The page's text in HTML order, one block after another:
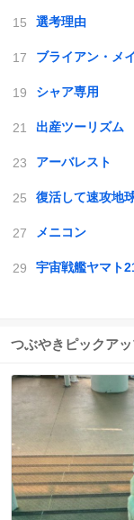
選考理由
ブライアン・メイ
シャア専用
出産ツーリズム
アーバレスト
メニコン
宇宙戦艦ヤマト
つぶやきピックア